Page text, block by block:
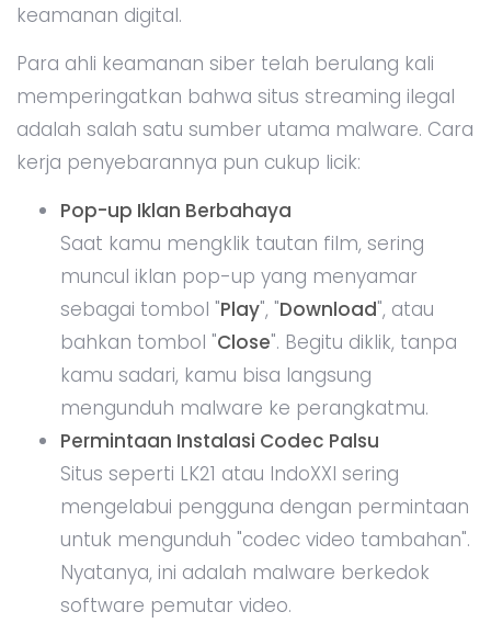
keamanan digital.
Para ahli keamanan siber telah berulang kali
memperingatkan bahwa situs streaming ilegal
adalah salah satu sumber utama malware. Cara
kerja penyebarannya pun cukup licik:
Pop-up Iklan Berbahaya
Saat kamu mengklik tautan film, sering
muncul iklan pop-up yang menyamar
sebagai tombol "Play", "Download", atau
bahkan tombol "Close". Begitu diklik, tanpa
kamu sadari, kamu bisa langsung
mengunduh malware ke perangkatmu.
Permintaan Instalasi Codec Palsu
Situs seperti LK21 atau IndoXXI sering
mengelabui pengguna dengan permintaan
untuk mengunduh "codec video tambahan".
Nyatanya, ini adalah malware berkedok
software pemutar video.